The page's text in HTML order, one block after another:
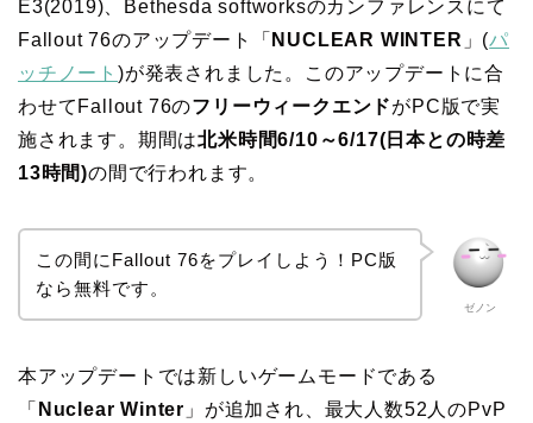
E3(2019)、Bethesda softworksのカンファレンスにて
Fallout 76のアップデート「 NUCLEAR WINTER 」(パ
ッチノート )が発表されました。このアップデートに合
わせてFallout 76のフリーウィークエンドがPC版で実
施されます。期間は北米時間6/10～6/17(日本との時差
13時間)の間で行われます。
ゼノン
この間にFallout 76をプレイしよう！PC版
なら無料です。
本アップデートでは新しいゲームモードである
「 Nuclear Winter 」が追加され、最大人数52人のPvP